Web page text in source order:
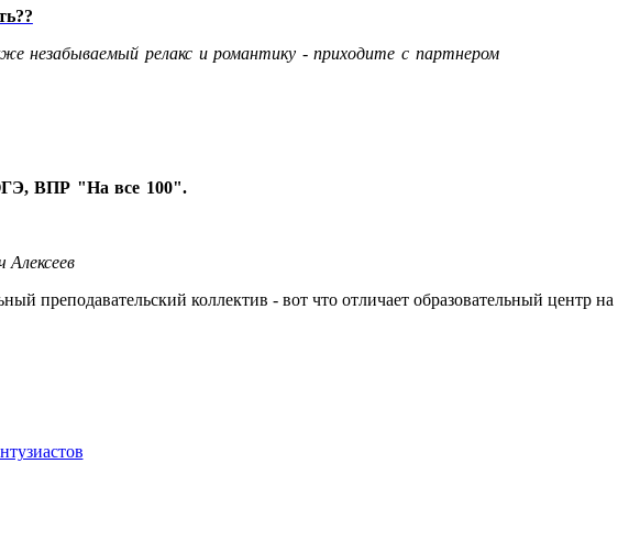
незабываемый релакс и романтику - приходите с партнером
ВПР "На все 100".
преподавательский коллектив - вот что отличает образовательный центр на